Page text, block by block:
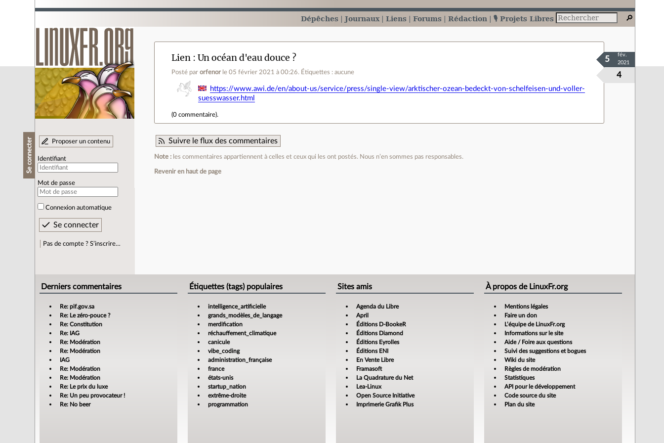
Dépêches Journaux Liens Forums Rédaction 🎙️ Projets Libres
Se connecter Proposer un contenu
Identifiant
Mot de passe
Connexion automatique
Pas de compte ? S’inscrire…
Lien Un océan d'eau douce ?
Posté parorfenor le 05 février 2021 à 00:26. Étiquettes : aucune 4
5
fév.
2021
https://www.awi.de/en/about-us/service/press/single-view/arktischer-ozean-bedeckt-von-schelfeisen-und-voller-
suesswasser.html
(0 commentaire).
Suivre le flux des commentaires
Note : les commentaires appartiennent à celles et ceux qui les ont postés. Nous n’en sommes pas responsables.
Revenir en haut de page
Derniers commentaires
Re: pif.gov.sa
Re: Le zéro-pouce ?
Re: Constitution
Re: IAG
Re: Modération
Re: Modération
IAG
Re: Modération
Re: Modération
Re: Le prix du luxe
Re: Un peu provocateur !
Re: No beer
Étiquettes (tags) populaires
intelligence_artificielle
grands_modèles_de_langage
merdification
réchauffement_climatique
canicule
vibe_coding
administration_française
france
états-unis
startup_nation
extrême-droite
programmation
Sites amis
Agenda du Libre
April
Éditions D-BookeR
Éditions Diamond
Éditions Eyrolles
Éditions ENI
En Vente Libre
Framasoft
La Quadrature du Net
Lea-Linux
Open Source Initiative
Imprimerie Grafik Plus
À propos de LinuxFr.org
Mentions légales
Faire un don
L’équipe de LinuxFr.org
Informations sur le site
Aide / Foire aux questions
Suivi des suggestions et bogues
Wiki du site
Règles de modération
Statistiques
API pour le développement
Code source du site
Plan du site